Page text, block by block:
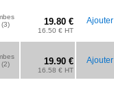
(3) 19.80 €
16.50 € HT
Ajouter
(2) 19.90 €
16.58 € HT
Ajouter